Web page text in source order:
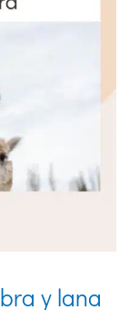
y lana